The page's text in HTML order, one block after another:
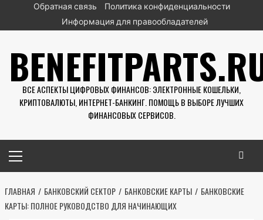
ПерейтиОбратная связь
Политика конфиденциальности
Информация для правообладателей
ВСЕ АСПЕКТЫ ЦИФРОВЫХ ФИНАНСОВ: ЭЛЕКТРОННЫЕ КОШЕЛЬКИ,
КРИПТОВАЛЮТЫ, ИНТЕРНЕТ-БАНКИНГ. ПОМОЩЬ В ВЫБОРЕ ЛУЧШИХ
ФИНАНСОВЫХ СЕРВИСОВ.
меню
ГЛАВНАЯ БАНКОВСКИЙ СЕКТОР БАНКОВСКИЕ КАРТЫ
БАНКОВСКИЕ
КАРТЫ: ПОЛНОЕ РУКОВОДСТВО ДЛЯ НАЧИНАЮЩИХ